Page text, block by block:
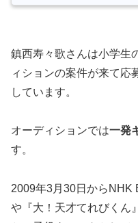
鎮西寿々歌さんは小学生
ィションの案件が来て応
しています。
オーディションでは一発
す。
2009年3月30日からNHK
や『大！天才てれびくん